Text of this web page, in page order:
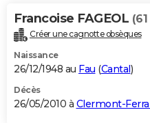
Francoise FAGEOL
Créer une cagnotte obsèques
Naissance
26/12/1948 au Fau (Cantal)
Décès
26/05/2010 à Clermont-